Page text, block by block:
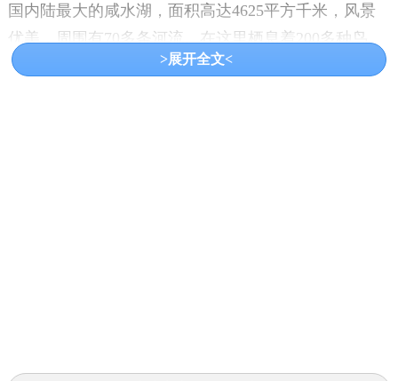
国内陆最大的咸水湖，面积高达4625平方千米，风景
优美，周围有70多条河流。在这里栖息着200多种鸟
类，每年盛产青海裸鲤高达5100吨。
>展开全文<